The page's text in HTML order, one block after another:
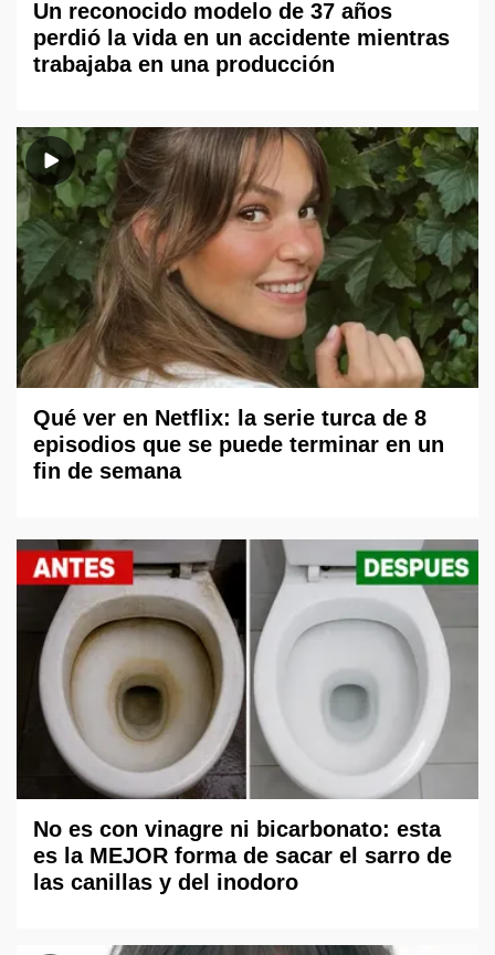
Un reconocido modelo de 37 años
perdió la vida en un accidente mientras
trabajaba en una producción
Qué ver en Netflix: la serie turca de 8
episodios que se puede terminar en un
fin de semana
No es con vinagre ni bicarbonato: esta
es la MEJOR forma de sacar el sarro de
las canillas y del inodoro